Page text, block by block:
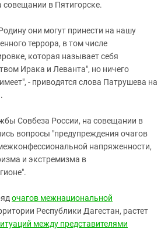
в Пятигорске.
они могут принести на нашу
террора, в том числе
которая называет себя
Ирака и Леванта", но ничего
- приводятся слова Патрушева на
Совбеза России, на совещании в
вопросы "предупреждения очагов
напряженности,
и экстремизма в
очагов межнациональной
Республики Дагестан, растет
между представителями